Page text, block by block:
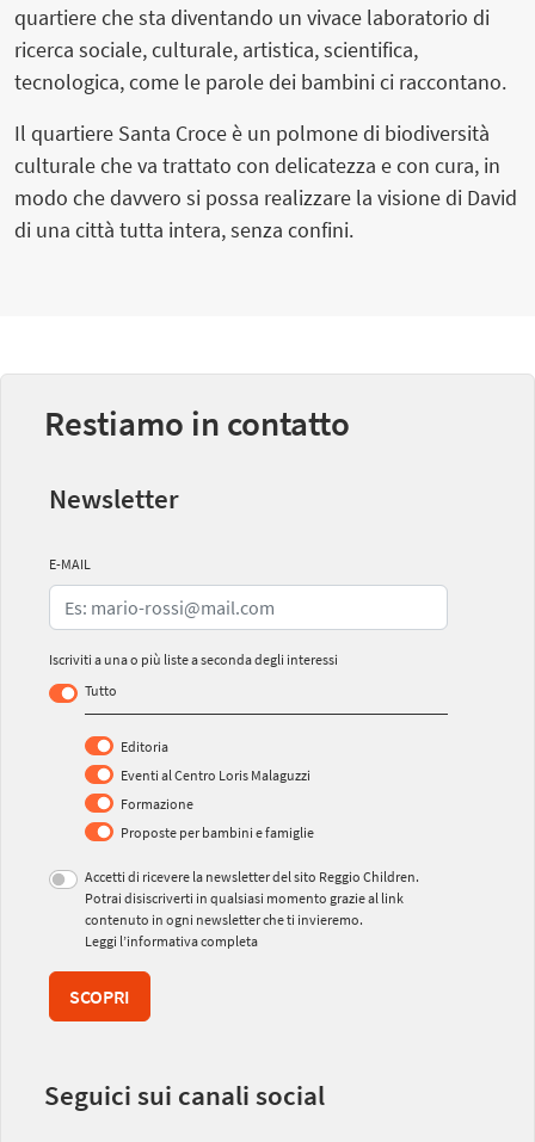
quartiere che sta diventando un vivace laboratorio di
ricerca sociale, culturale, artistica, scientifica,
tecnologica, come le parole dei bambini ci raccontano.
Il quartiere Santa Croce è un polmone di biodiversità
culturale che va trattato con delicatezza e con cura, in
modo che davvero si possa realizzare la visione di David
di una città tutta intera, senza confini.
Restiamo in contatto
Newsletter
E-MAIL
Iscriviti a una o più liste a seconda degli interessi
Tutto
Editoria
Eventi al Centro Loris Malaguzzi
Formazione
Proposte per bambini e famiglie
Accetti di ricevere la newsletter del sito Reggio Children.
Potrai disiscriverti in qualsiasi momento grazie al link
contenuto in ogni newsletter che ti invieremo.
Leggi l’informativa completa
SCOPRI
Seguici sui canali social